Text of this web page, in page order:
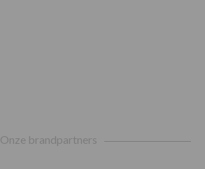
Onze brandpartners